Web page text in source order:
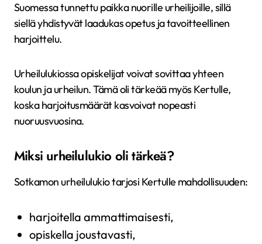
Suomessa tunnettu paikka nuorille urheilijoille, sillä
siellä yhdistyvät laadukas opetus ja tavoitteellinen
harjoittelu.
Urheilulukiossa opiskelijat voivat sovittaa yhteen
koulun ja urheilun. Tämä oli tärkeää myös Kertulle,
koska harjoitusmäärät kasvoivat nopeasti
nuoruusvuosina.
Miksi urheilulukio oli tärkeä?
Sotkamon urheilulukio tarjosi Kertulle mahdollisuuden:
harjoitella ammattimaisesti,
opiskella joustavasti,